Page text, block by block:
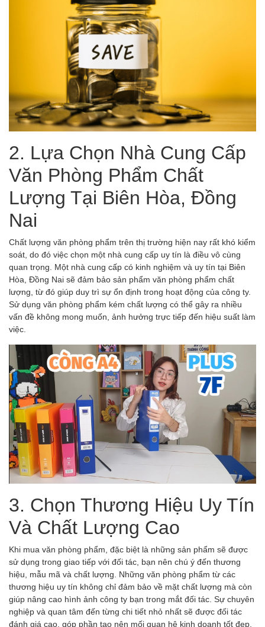
2. Lựa Chọn Nhà Cung Cấp
Văn Phòng Phẩm Chất
Lượng Tại Biên Hòa, Đồng
Nai
Chất lượng văn phòng phẩm trên thị trường hiện nay rất khó kiểm
soát, do đó việc chọn một nhà cung cấp uy tín là điều vô cùng
quan trọng. Một nhà cung cấp có kinh nghiệm và uy tín tại Biên
Hòa, Đồng Nai sẽ đảm bảo sản phẩm văn phòng phẩm chất
lượng, từ đó giúp duy trì sự ổn định trong hoạt động của công ty.
Sử dụng văn phòng phẩm kém chất lượng có thể gây ra nhiều
vấn đề không mong muốn, ảnh hưởng trực tiếp đến hiệu suất làm
việc.
3. Chọn Thương Hiệu Uy Tín
Và Chất Lượng Cao
Khi mua văn phòng phẩm, đặc biệt là những sản phẩm sẽ được
sử dụng trong giao tiếp với đối tác, bạn nên chú ý đến thương
hiệu, mẫu mã và chất lượng. Những văn phòng phẩm từ các
thương hiệu uy tín không chỉ đảm bảo về mặt chất lượng mà còn
giúp nâng cao hình ảnh công ty bạn trong mắt đối tác. Sự chuyên
nghiệp và quan tâm đến từng chi tiết nhỏ nhất sẽ được đối tác
đánh giá cao, góp phần tạo nên mối quan hệ kinh doanh tốt đẹp.